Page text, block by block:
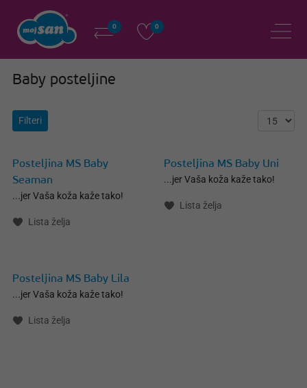
0 0
Baby posteljine
Filteri
Posteljina MS Baby
Seaman
...jer Vaša koža kaže tako!
Lista želja
Posteljina MS Baby Uni
...jer Vaša koža kaže tako!
Lista želja
Posteljina MS Baby Lila
...jer Vaša koža kaže tako!
Lista želja